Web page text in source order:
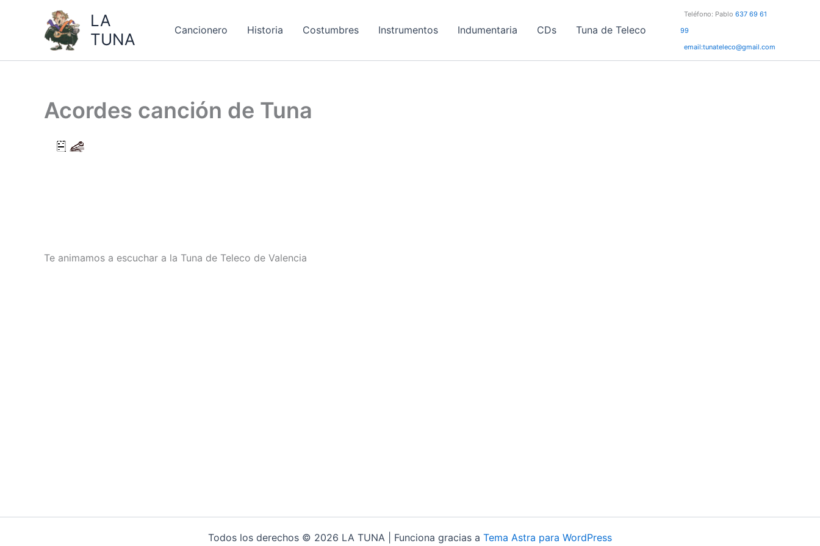
contenido
LA
TUNA
Cancionero Historia Costumbres Instrumentos Indumentaria CDs Tuna de Teleco
Teléfono: Pablo 637 69 61
99
email:tunateleco@gmail.com
Acordes canción de Tuna
Te animamos a escuchar a la Tuna de Teleco de Valencia
Todos los derechos © 2026 LA TUNA | Funciona gracias a Tema Astra para WordPress